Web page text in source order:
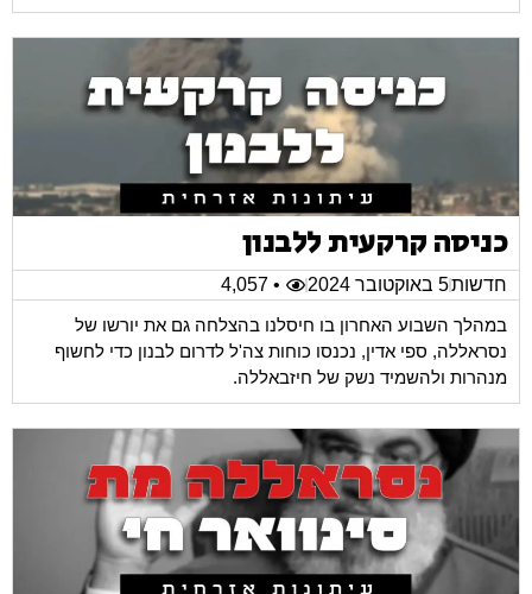
כניסה קרקעית ללבנון
חדשות5 באוקטובר 2024
• 4,057
במהלך השבוע האחרון בו חיסלנו בהצלחה גם את יורשו של
נסראללה, ספי אדין, נכנסו כוחות צה'ל לדרום לבנון כדי לחשוף
מנהרות ולהשמיד נשק של חיזבאללה.